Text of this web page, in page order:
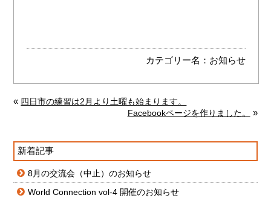
カテゴリー名： お知らせ
« 四日市の練習は2月より土曜も始まります。
Facebookページを作りました。
»
新着記事
8月の交流会（中止）のお知らせ
World Connection vol-4 開催のお知らせ